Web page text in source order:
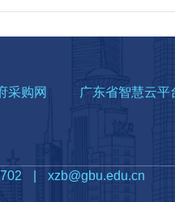
采购网 广东省智慧云平
xzb@gbu.edu.cn